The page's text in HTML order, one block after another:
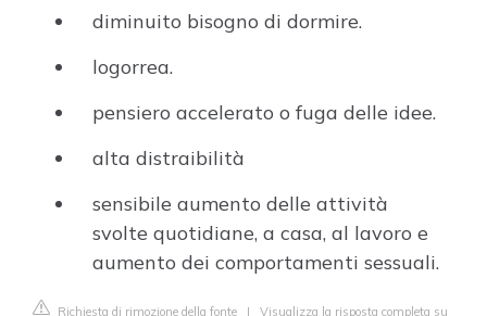
diminuito bisogno di dormire.
logorrea.
pensiero accelerato o fuga delle idee.
alta distraibilità
sensibile aumento delle attività
svolte quotidiane, a casa, al lavoro e
aumento dei comportamenti sessuali.
Richiesta di rimozione della fonte | Visualizza la risposta completa su